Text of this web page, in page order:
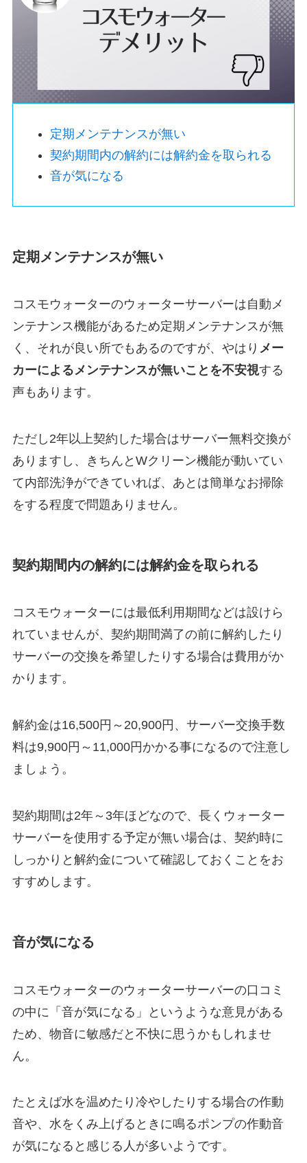
定期メンテナンスが無い
契約期間内の解約には解約金を取られる
音が気になる
定期メンテナンスが無い
コスモウォーターのウォーターサーバーは自動メ
ンテナンス機能があるため定期メンテナンスが無
く、それが良い所でもあるのですが、やはり メー
カーによるメンテナンスが無いことを不安視する
声もあります。
ただし2年以上契約した場合はサーバー無料交換が
ありますし、きちんとWクリーン機能が動いてい
て内部洗浄ができていれば、あとは簡単なお掃除
をする程度で問題ありません。
契約期間内の解約には解約金を取られる
コスモウォーターには最低利用期間などは設けら
れていませんが、契約期間満了の前に解約したり
サーバーの交換を希望したりする場合は費用がか
かります。
解約金は16,500円～20,900円、サーバー交換手数
料は9,900円～11,000円かかる事になるので注意し
ましょう。
契約期間は2年～3年ほどなので、長くウォーター
サーバーを使用する予定が無い場合は、契約時に
しっかりと 解約金について確認しておく ことをお
すすめします。
音が気になる
コスモウォーターのウォーターサーバーの口コミ
の中に「音が気になる」というような意見がある
ため、物音に敏感だと不快に思うかもしれませ
ん。
たとえば水を温めたり冷やしたりする場合の作動
音や、水をくみ上げるときに鳴るポンプの作動音
が気になると感じる人が多いようです。